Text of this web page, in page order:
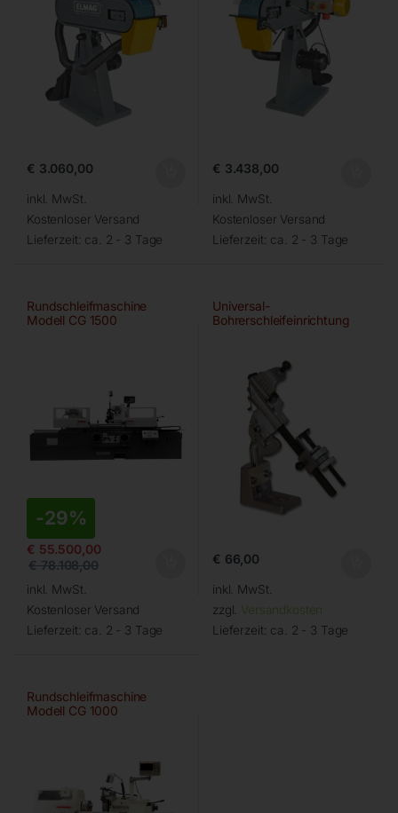
€ 3.060,00
inkl. MwSt.
Kostenloser Versand
Lieferzeit: ca. 2 - 3 Tage
€ 3.438,00
inkl. MwSt.
Kostenloser Versand
Lieferzeit: ca. 2 - 3 Tage
Rundschleifmaschine
Modell CG 1500
-29%
€ 55.500,00
€78.108,00
inkl. MwSt.
Kostenloser Versand
Lieferzeit: ca. 2 - 3 Tage
Universal-
Bohrerschleifeinrichtung
€ 66,00
inkl. MwSt.
zzgl. Versandkosten
Lieferzeit: ca. 2 - 3 Tage
Rundschleifmaschine
Modell CG 1000